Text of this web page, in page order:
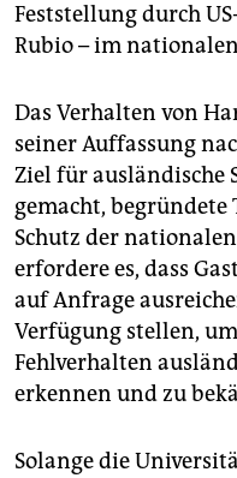
Feststellung durch
Rubio – im
Das Verhalten von
seiner Auffassung
Ziel für ausländische
gemacht, begründete
Schutz der
erfordere es, dass
auf Anfrage
Verfügung stellen,
Fehlverhalten
erkennen und zu
Solange die